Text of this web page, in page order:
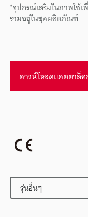
*อุปกรณ์เสริมในภาพใช้
รวมอยู่ในชุดผลิตภัณฑ์
ดาวน์โหลดแคตตาล็อ
รุ่นอื่นๆ